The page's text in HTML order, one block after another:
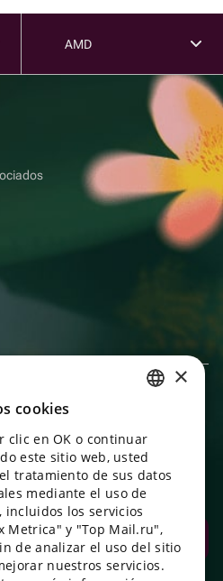
AMD
práctica.
más bonos por compras y
la aplicación
ENGLISH
UKRAINIAN
PORTUGUESE
SPANISH
HUNGARIAN
×
cookies
clic en OK o continuar
este sitio web, usted
tratamiento de sus datos
mediante el uso de
incluidos los servicios
Metrica" y "Top Mail.ru",
de analizar el uso del sitio
nuestros servicios.